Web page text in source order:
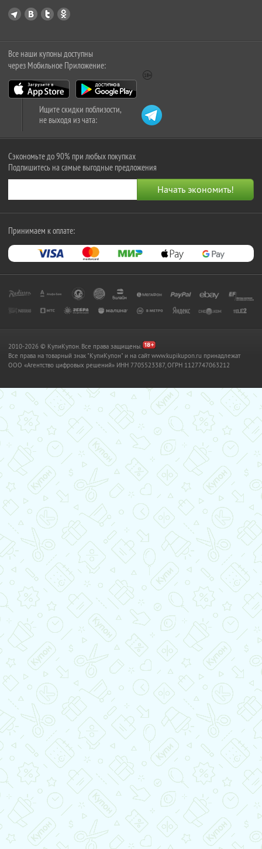
Все наши купоны доступны
через Мобильное Приложение:
Ищите скидки поблизости,
не выходя из чата:
Сэкономьте до 90% при любых покупках
Подпишитесь на самые выгодные предложения
Принимаем к оплате:
2010-2026 © КупиКупон. Все права защищены.
Все права на товарный знак "КупиКупон" и на сайт www.kupikupon.ru принадлежат
OOO «Агентство цифровых решений» ИНН 7705523387, ОГРН 1127747063212